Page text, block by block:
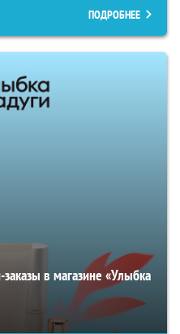
ПОДРОБНЕЕ
в магазине «Улыбка